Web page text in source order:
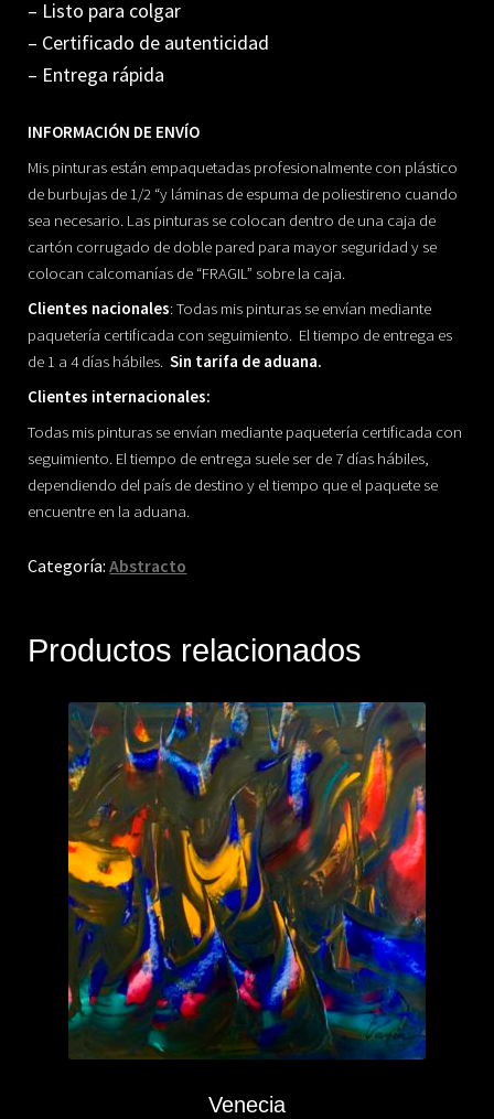
– Listo para colgar
– Certificado de autenticidad
– Entrega rápida
INFORMACIÓN DE ENVÍO
Mis pinturas están empaquetadas profesionalmente con plástico
de burbujas de 1/2 “y láminas de espuma de poliestireno cuando
sea necesario. Las pinturas se colocan dentro de una caja de
cartón corrugado de doble pared para mayor seguridad y se
colocan calcomanías de “FRAGIL” sobre la caja.
Clientes nacionales: Todas mis pinturas se envían mediante
paquetería certificada con seguimiento. El tiempo de entrega es
de 1 a 4 días hábiles.Sin tarifa de aduana.
Clientes internacionales:
Todas mis pinturas se envían mediante paquetería certificada con
seguimiento. El tiempo de entrega suele ser de 7 días hábiles,
dependiendo del país de destino y el tiempo que el paquete se
encuentre en la aduana.
Categoría:Abstracto
Productos relacionados
Venecia